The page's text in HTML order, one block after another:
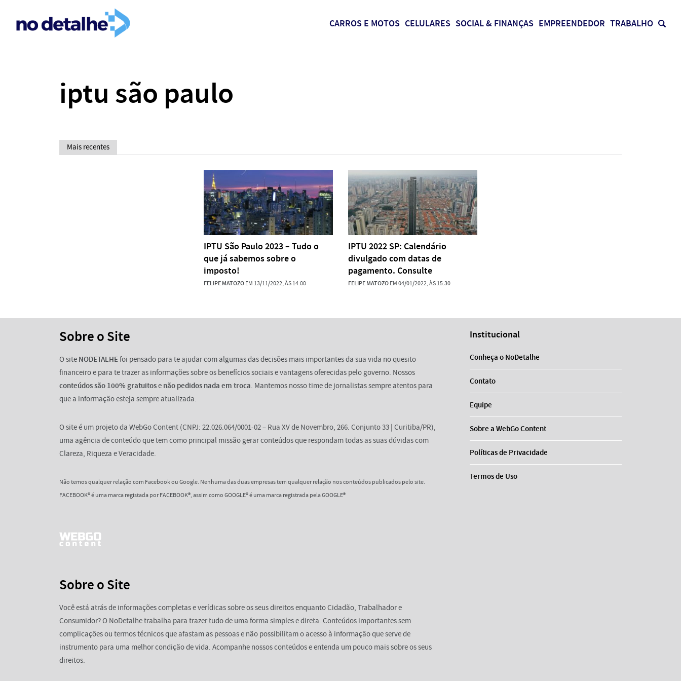
CARROS E MOTOS CELULARES SOCIAL & FINANÇAS EMPREENDEDOR TRABALHO
iptu são paulo
Mais recentes
IPTU São Paulo 2023 – Tudo o
que já sabemos sobre o
imposto!
FELIPE MATOZOEM 13/11/2022, ÀS 14:00
IPTU 2022 SP: Calendário
divulgado com datas de
pagamento. Consulte
FELIPE MATOZOEM 04/01/2022, ÀS 15:30
Sobre o Site
O site NODETALHEfoi pensado para te ajudar com algumas das decisões mais importantes da sua vida no quesito
financeiro e para te trazer as informações sobre os benefícios sociais e vantagens oferecidas pelo governo. Nossos
conteúdos são 100% gratuitose não pedidos nada em troca. Mantemos nosso time de jornalistas sempre atentos para
que a informação esteja sempre atualizada.
O site é um projeto da WebGo Content (CNPJ: 22.026.064/0001-02 – Rua XV de Novembro, 266. Conjunto 33 | Curitiba/PR),
uma agência de conteúdo que tem como principal missão gerar conteúdos que respondam todas as suas dúvidas com
Clareza, Riqueza e Veracidade.
Não temos qualquer relação com Facebook ou Google. Nenhuma das duas empresas tem qualquer relação nos conteúdos publicados pelo site.
FACEBOOK® é uma marca registada por FACEBOOK®, assim como GOOGLE® é uma marca registrada pela GOOGLE®
Sobre o Site
Você está atrás de informações completas e verídicas sobre os seus direitos enquanto Cidadão, Trabalhador e
Consumidor? O NoDetalhe trabalha para trazer tudo de uma forma simples e direta. Conteúdos importantes sem
complicações ou termos técnicos que afastam as pessoas e não possibilitam o acesso à informação que serve de
instrumento para uma melhor condição de vida. Acompanhe nossos conteúdos e entenda um pouco mais sobre os seus
direitos.
Institucional
Conheça o NoDetalhe
Contato
Equipe
Sobre a WebGo Content
Políticas de Privacidade
Termos de Uso